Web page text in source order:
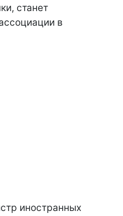
станет
в
иностранных